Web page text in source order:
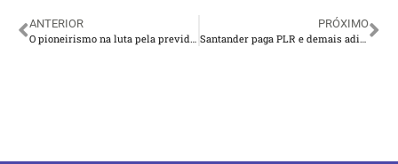
ANTERIOR
O pioneirismo na luta pela previdência do trabalhador
PRÓXIMO
Santander paga PLR e demais adicionais no dia 28 de fevereiro